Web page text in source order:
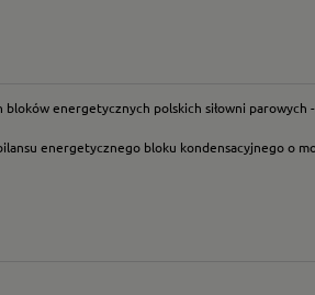
energetycznych polskich siłowni parowych -
energetycznego bloku kondensacyjnego o